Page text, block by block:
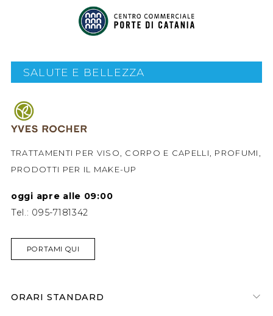
SALUTE E BELLEZZA
TRATTAMENTI PER VISO, CORPO E CAPELLI, PROFUMI,
PRODOTTI PER IL MAKE-UP
oggi apre alle 09:00
Tel.: 095-7181342
PORTAMI QUI
ORARI STANDARD